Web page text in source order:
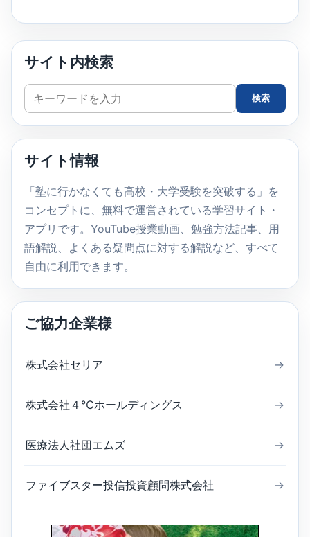
サイト内検索
サ
イ
ト
検
索
検索
サイト情報
「塾に行かなくても高校・大学受験を突破する」を
コンセプトに、無料で運営されている学習サイト・
アプリです。YouTube授業動画、勉強方法記事、用
語解説、よくある疑問点に対する解説など、すべて
自由に利用できます。
ご協力企業様
株式会社セリア →
株式会社４℃ホールディングス →
医療法人社団エムズ →
ファイブスター投信投資顧問株式会社 →